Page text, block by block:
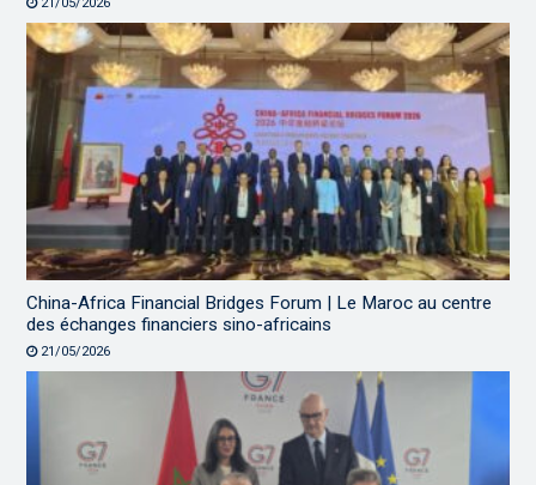
China-Africa Financial Bridges Forum | Le Maroc au centre
des échanges financiers sino-africains
21/05/2026